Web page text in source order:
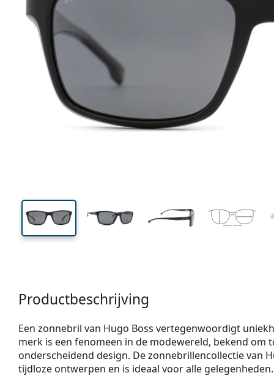
38 mm
Glashoogte Glasbreedte
Productbeschrijving
Een zonnebril van Hugo Boss vertegenwoordig­t
merk is een fenomeen in de modewereld, bekend om
onderscheidend design. De zonnebrillenco­llectie van
tijdloze ontwerpen en is ideaal voor alle gelegenheden.